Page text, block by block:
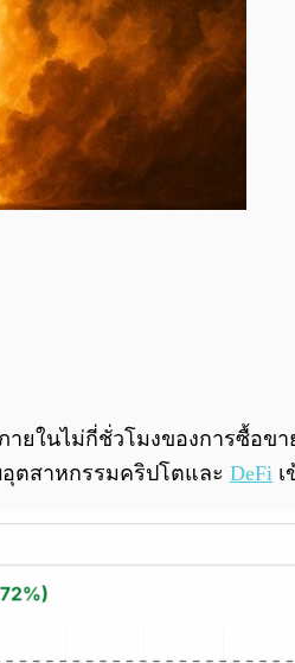
ายในไม่กี่ชั่วโมงของการซื้อ
ตสาหกรรมคริปโตและ DeFi